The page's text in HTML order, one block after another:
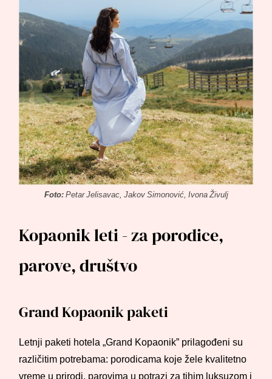
Foto:Petar Jelisavac, Jakov Simonović, Ivona Živulj
Kopaonik leti - za porodice,
parove, društvo
Grand Kopaonik paketi
Letnji paketi hotela „Grand Kopaonik” prilagođeni su
različitim potrebama: porodicama koje žele kvalitetno
vreme u prirodi, parovima u potrazi za tihim luksuzom i